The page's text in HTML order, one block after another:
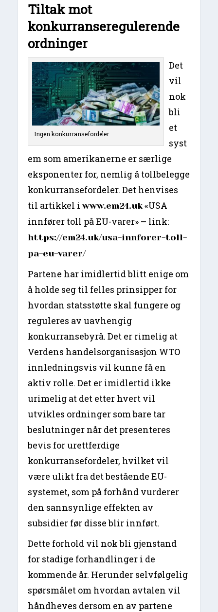
Tiltak mot
konkurranseregulerende
ordninger
Ingen konkurransefordeler
Det
vil
nok
bli
et
syst
em som amerikanerne er særlige
eksponenter for, nemlig å tollbelegge
konkurransefordeler. Det henvises
til artikkel iwww.em24.uk «USA
innfører toll på EU-varer» – link:
https://em24.uk/usa-innforer-toll-
pa-eu-varer/
Partene har imidlertid blitt enige om
å holde seg til felles prinsipper for
hvordan statsstøtte skal fungere og
reguleres av uavhengig
konkurransebyrå. Det er rimelig at
Verdens handelsorganisasjon WTO
innledningsvis vil kunne få en
aktiv rolle. Det er imidlertid ikke
urimelig at det etter hvert vil
utvikles ordninger som bare tar
beslutninger når det presenteres
bevis for urettferdige
konkurransefordeler, hvilket vil
være ulikt fra det bestående EU-
systemet, som på forhånd vurderer
den sannsynlige effekten av
subsidier før disse blir innført.
Dette forhold vil nok bli gjenstand
for stadige forhandlinger i de
kommende år. Herunder selvfølgelig
spørsmålet om hvordan avtalen vil
håndheves dersom en av partene